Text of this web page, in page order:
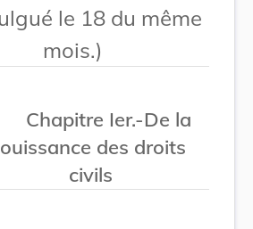
le 18 du même
mois.)
Chapitre Ier.-De la
des droits
civils